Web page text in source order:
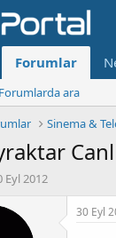
Forumlar
Forumlarda ara
Sinema &
Eyl 2012
30 Eyl